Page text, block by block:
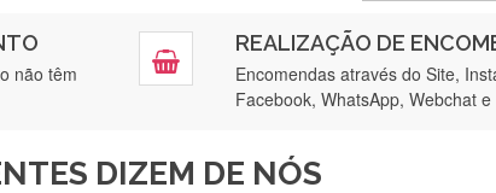
não têm
REALIZAÇÃO DE
Encomendas através do Site,
Facebook, WhatsApp, Webchat e
DIZEM DE NÓS
Rápido, atendimento 5*. Hoje chegará a segunda encomenda
rápida entrega e vinha muito bem protegida para o